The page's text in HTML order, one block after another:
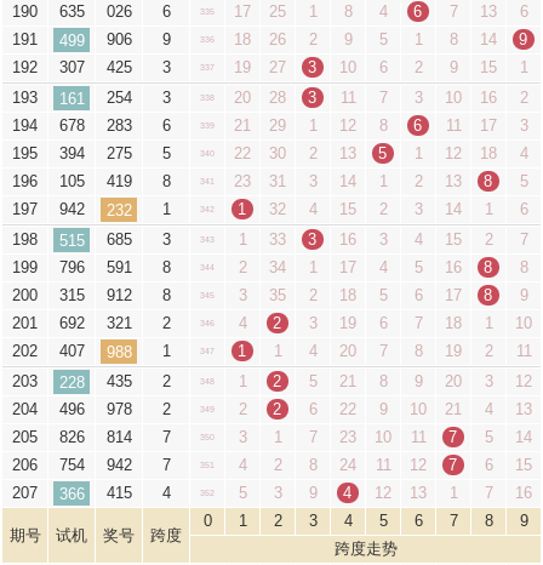
190
635 026 6 335 17 25 1 8 4 6 7 13
6
191
499 906 9 336 18 26 2 9 5 1 8 14
9
192
307 425 3 337 19 27 3 10 6 2 9 15
1
193
161 254 3 338 20 28 3 11 7 3 10 16
2
194
678 283 6 339 21 29 1 12 8 6 11 17
3
195
394 275 5 340 22 30 2 13 5 1 12 18
4
196
105 419 8 341 23 31 3 14 1 2 13 8
5
197
942 232 1 342 1 32 4 15 2 3 14 1
6
198
515 685 3 343 1 33 3 16 3 4 15 2
7
199
796 591 8 344 2 34 1 17 4 5 16 8
8
200
315 912 8 345 3 35 2 18 5 6 17 8
9
201
692 321 2 346 4 2 3 19 6 7 18 1
10
202
407 988 1 347 1 1 4 20 7 8 19 2
11
203
228 435 2 348 1 2 5 21 8 9 20 3
12
204
496 978 2 349 2 2 6 22 9 10 21 4
13
205
826 814 7 350 3 1 7 23 10 11 7 5
14
206
754 942 7 351 4 2 8 24 11 12 7 6
15
207
366 415 4 352 5 3 9 4 12 13 1 7 16
期号 试机 奖号 跨度
0 1 2 3 4 5 6 7 8
9
跨度走势